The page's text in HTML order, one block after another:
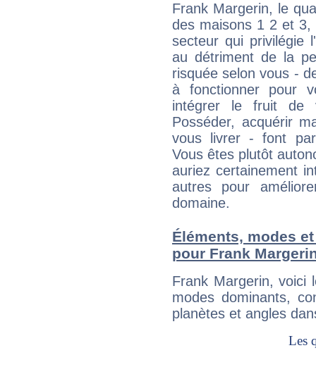
Frank Margerin, le
des maisons 1 2 et
secteur qui privilégie
au détriment de la
risquée selon vous -
à fonctionner pour
intégrer le fruit de
Posséder, acquérir
vous livrer - font
Vous êtes plutôt
auriez certainement
autres pour
domaine.
Éléments, modes
pour Frank
Frank Margerin, voici
modes dominants,
planètes et angles